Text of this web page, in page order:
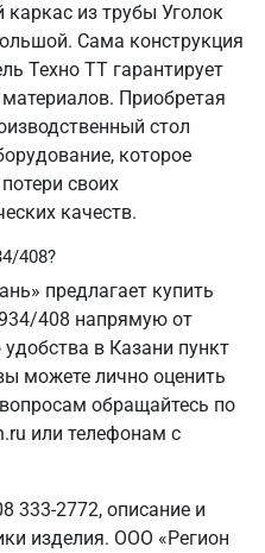
каркас из трубы Уголок
Сама конструкция
Техно ТТ гарантирует
Приобретая
стол
которое
своих
качеств.
408?
предлагает купить
408 напрямую от
в Казани пункт
можете лично оценить
обращайтесь по
или телефонам с
333-2772, описание и
изделия. ООО «Регион